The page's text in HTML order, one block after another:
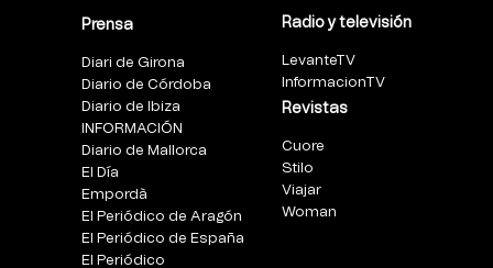
Prensa
Diari de Girona
Diario de Córdoba
Diario de Ibiza
INFORMACIÓN
Diario de Mallorca
El Día
Empordà
El Periódico de Aragón
El Periódico de España
El Periódico
Radio y televisión
LevanteTV
InformacionTV
Revistas
Cuore
Stilo
Viajar
Woman